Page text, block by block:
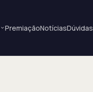
PremiaçãoNotíciasDúvidas